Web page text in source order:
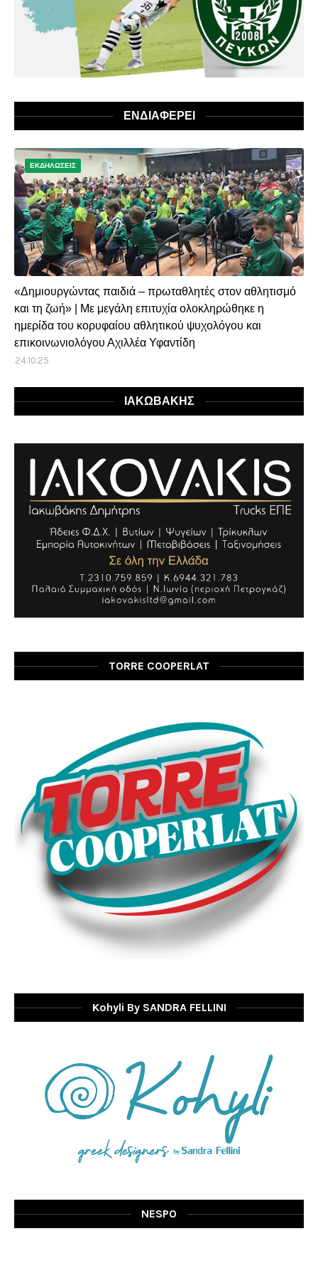
ΕΝΔΙΑΦΕΡΕΙ
ΕΚΔΗΛΩΣΕΙΣ
«Δημιουργώντας παιδιά – πρωταθλητές στον αθλητισμό
και τη ζωή» | Με μεγάλη επιτυχία ολοκληρώθηκε η
ημερίδα του κορυφαίου αθλητικού ψυχολόγου και
επικοινωνιολόγου Αχιλλέα Υφαντίδη
24.10.25
ΙΑΚΩΒΑΚΗΣ
TORRE COOPERLAT
Kohyli By SANDRA FELLINI
NESPO